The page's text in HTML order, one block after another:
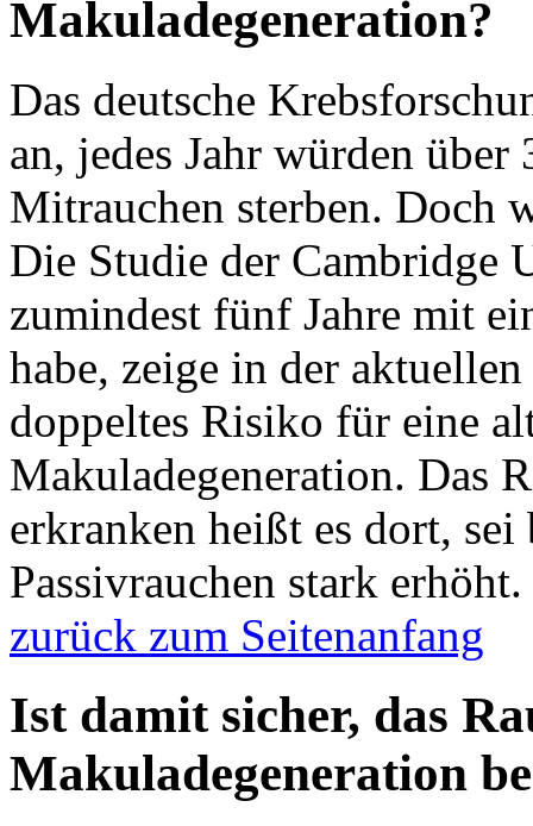
Makuladegeneration?
Das deutsche
an, jedes Jahr würden
Mitrauchen sterben. Doch
Die Studie der Cambridge
zumindest fünf Jahre mit
habe, zeige in der
doppeltes Risiko für eine
Makuladegeneration. Das
erkranken heißt es dort,
Passivrauchen stark erhöht.
zurück zum Seitenanfang
Ist damit sicher, das
Makuladegeneration